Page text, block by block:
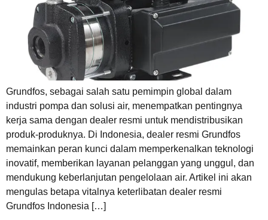
Grundfos, sebagai salah satu pemimpin global dalam
industri pompa dan solusi air, menempatkan pentingnya
kerja sama dengan dealer resmi untuk mendistribusikan
produk-produknya. Di Indonesia, dealer resmi Grundfos
memainkan peran kunci dalam memperkenalkan teknologi
inovatif, memberikan layanan pelanggan yang unggul, dan
mendukung keberlanjutan pengelolaan air. Artikel ini akan
mengulas betapa vitalnya keterlibatan dealer resmi
Grundfos Indonesia […]